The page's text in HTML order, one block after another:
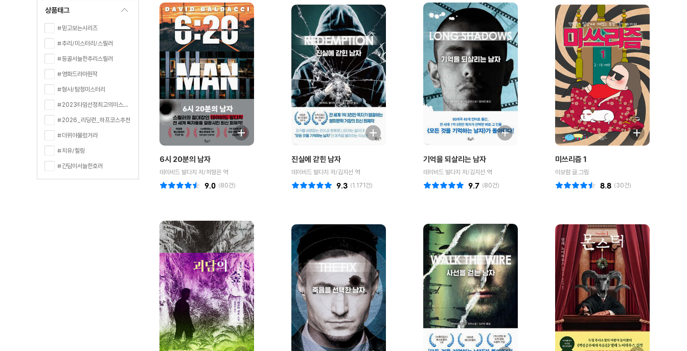
상품태그
#믿고보는시리즈
#추리/미스터리/스릴러
#등골서늘한추리스릴러
#영화드라마원작
#형사/탐정미스터리
#2023타임선정최고의미스터리스릴러100선
#2026_리딩런_하프코스추천
#더위야물렀거라
#치유/힐링
#간담이서늘한호러
6시 20분의 남자
데이비드 발다치 저/허형은 역
(80건)
9.0
진실에 갇힌 남자
데이비드 발다치 저/김지선 역
(1,171건)
9.3
기억을 되살리는 남자
데이비드 발다치 저/김지선 역
(80건)
9.7
미쓰리즘 1
이보람 글,그림
(30건)
8.8